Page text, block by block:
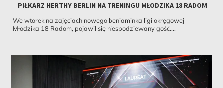
PIŁKARZ HERTHY BERLIN NA TRENINGU MŁODZIKA 18 RADOM
We wtorek na zajęciach nowego beniaminka ligi okręgowej
Młodzika 18 Radom, pojawił się niespodziewany gość....